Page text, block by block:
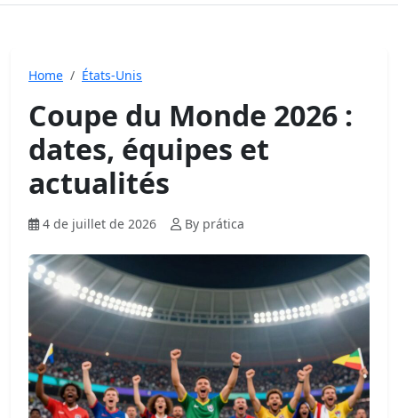
Home États-Unis
Coupe du Monde 2026 :
dates, équipes et
actualités
4 de juillet de 2026 By prática